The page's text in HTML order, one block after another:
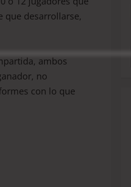
que desarrollarse,
ambos
no
con lo que